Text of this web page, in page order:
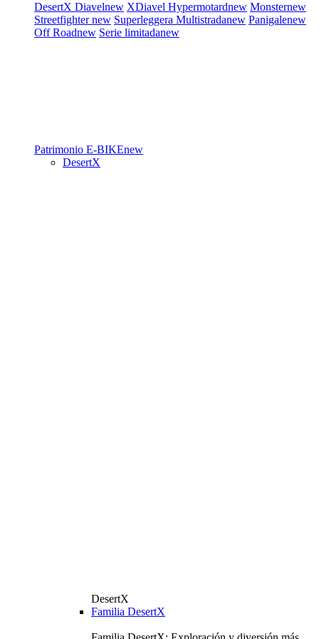
DesertX Diavelnew XDiavel Hypermotardnew Monsternew
Streetfighternew Superleggera Multistradanew Panigalenew
Off Roadnew Serie limitadanew
Patrimonio E-BIKEnew
DesertX
DesertX
Familia DesertX